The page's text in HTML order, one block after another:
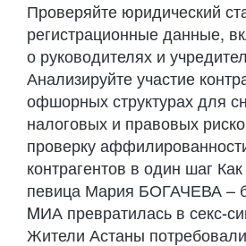
Проверяйте юридический
регистрационные данные,
о руководителях и
Анализируйте участие
офшорных структурах для
налоговых и правовых
проверку
контрагентов в один шаг Как
певица Мария БОГАЧЕВА –
MИА превратилась в секс-
Жители Астаны